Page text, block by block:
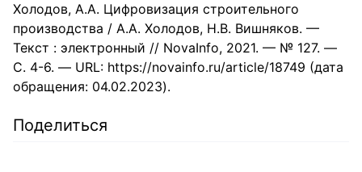
Холодов, А.А. Цифровизация строительного
производства / А.А. Холодов, Н.В. Вишняков. —
Текст : электронный // NovaInfo, 2021. — № 127. —
С. 4-6. — URL: https://novainfo.ru/article/18749 (дата
обращения: 04.02.2023).
Поделиться